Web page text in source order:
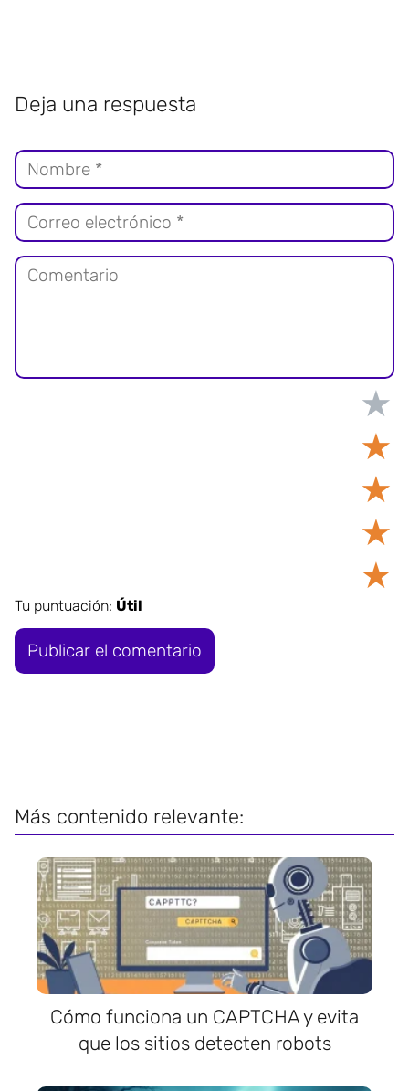
Deja una respuesta
★
★
★
★
★
Tu puntuación: Útil
Más contenido relevante:
Cómo funciona un CAPTCHA y evita
que los sitios detecten robots